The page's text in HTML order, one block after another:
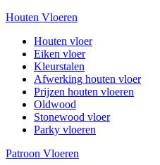
Houten Vloeren
Houten vloer
Eiken vloer
Kleurstalen
Afwerking houten vloer
Prijzen houten vloeren
Oldwood
Stonewood vloer
Parky vloeren
Patroon Vloeren